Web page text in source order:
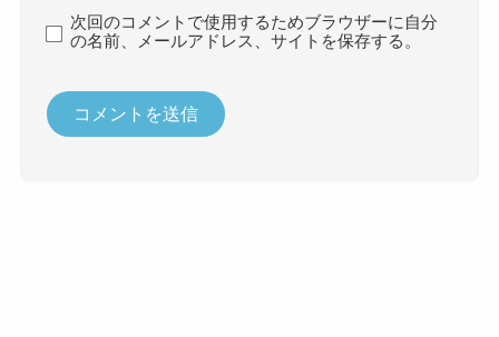
次回のコメントで使用するためブラウザーに自分
の名前、メールアドレス、サイトを保存する。